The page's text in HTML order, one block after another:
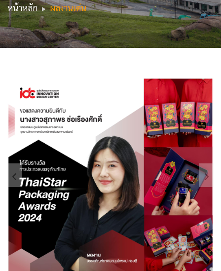
หน้าหลัก ผลงานเด่น